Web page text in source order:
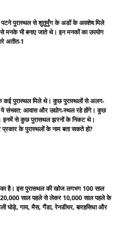
के पटने पुरास्थल से शुतुर्मुंग के अडों के अवशेष मिले
मनके भी बनाए जाते थे। इन मनकों का उपयोग
अतीत-1
के कई पुरास्थल मिले थे। कुछ पुरास्थलों से अलग-
संभवत: आवास और उद्योग-स्थल रहे होंगे। कुछ
इनमें से कुछ पुरासथल झरनों के निकट थे।
के पुरास्थलों के नाम बता सकते हो?
है। इस पुरासथल की खोज लगभग 100 साल
20,000 साल पहले से लेकर 10,000 साल पहले के
घोड़े, गाय, मैस, गैंडा, रेनडीयर, बारहसिधा और